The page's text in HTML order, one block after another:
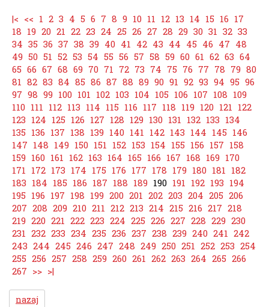
|< << 1 2 3 4 5 6 7 8 9 10 11 12 13 14 15 16 17
18 19 20 21 22 23 24 25 26 27 28 29 30 31 32 33
34 35 36 37 38 39 40 41 42 43 44 45 46 47 48
49 50 51 52 53 54 55 56 57 58 59 60 61 62 63 64
65 66 67 68 69 70 71 72 73 74 75 76 77 78 79 80
81 82 83 84 85 86 87 88 89 90 91 92 93 94 95 96
97 98 99 100 101 102 103 104 105 106 107 108 109
110 111 112 113 114 115 116 117 118 119 120 121 122
123 124 125 126 127 128 129 130 131 132 133 134
135 136 137 138 139 140 141 142 143 144 145 146
147 148 149 150 151 152 153 154 155 156 157 158
159 160 161 162 163 164 165 166 167 168 169 170
171 172 173 174 175 176 177 178 179 180 181 182
183 184 185 186 187 188 189 190 191 192 193 194
195 196 197 198 199 200 201 202 203 204 205 206
207 208 209 210 211 212 213 214 215 216 217 218
219 220 221 222 223 224 225 226 227 228 229 230
231 232 233 234 235 236 237 238 239 240 241 242
243 244 245 246 247 248 249 250 251 252 253 254
255 256 257 258 259 260 261 262 263 264 265 266
267 >> >|
nazaj